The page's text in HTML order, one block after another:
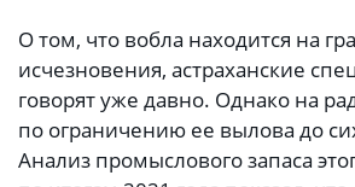
О том, что вобла находится на
исчезновения, астраханские
говорят уже давно. Однако на
по ограничению ее вылова до
Анализ промыслового запаса